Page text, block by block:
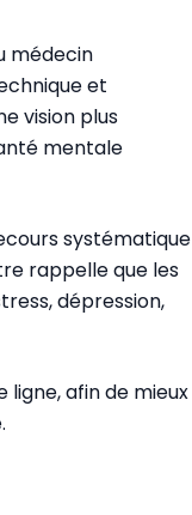
médecin
et
vision plus
mentale
systématique
rappelle que les
dépression,
afin de mieux